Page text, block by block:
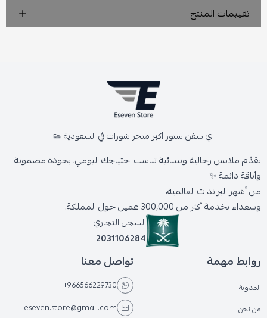
تقييمات المنتج
اي سفن ستور أكبر متجر شوزات في السعودية 👟
يقدّم ملابس رجالية ونسائية تناسب احتياجك اليومي، بجودة مضمونة
وأناقة دائمة ✨
من أشهر البراندات العالمية،
وسعداء بخدمة أكثر من 300,000 عميل حول المملكة.
السجل التجاري
2031106284
روابط مهمة
المدونة
من نحن
تواصل معنا
+966566229730
eseven.store@gmail.com